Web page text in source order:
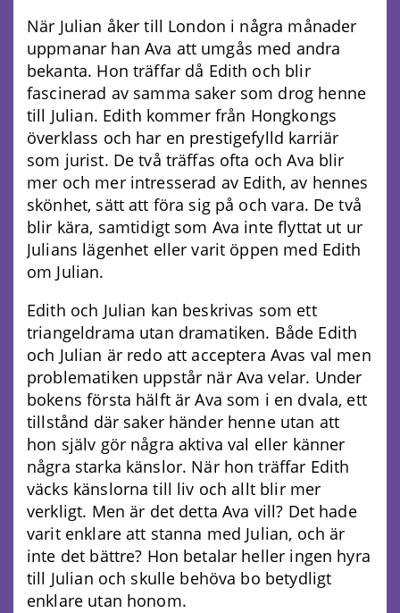
När Julian åker till London i några månader
uppmanar han Ava att umgås med andra
bekanta. Hon träffar då Edith och blir
fascinerad av samma saker som drog henne
till Julian. Edith kommer från Hongkongs
överklass och har en prestigefylld karriär
som jurist. De två träffas ofta och Ava blir
mer och mer intresserad av Edith, av hennes
skönhet, sätt att föra sig på och vara. De två
blir kära, samtidigt som Ava inte flyttat ut ur
Julians lägenhet eller varit öppen med Edith
om Julian.
Edith och Julian kan beskrivas som ett
triangeldrama utan dramatiken. Både Edith
och Julian är redo att acceptera Avas val men
problematiken uppstår när Ava velar. Under
bokens första hälft är Ava som i en dvala, ett
tillstånd där saker händer henne utan att
hon själv gör några aktiva val eller känner
några starka känslor. När hon träffar Edith
väcks känslorna till liv och allt blir mer
verkligt. Men är det detta Ava vill? Det hade
varit enklare att stanna med Julian, och är
inte det bättre? Hon betalar heller ingen hyra
till Julian och skulle behöva bo betydligt
enklare utan honom.